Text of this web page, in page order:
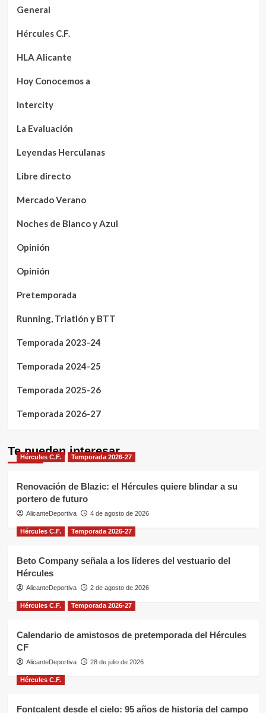
General
Hércules C.F.
HLA Alicante
Hoy Conocemos a
Intercity
La Evaluación
Leyendas Herculanas
Libre directo
Mercado Verano
Noches de Blanco y Azul
Opinión
Opinión
Pretemporada
Running, Triatlón y BTT
Temporada 2023-24
Temporada 2024-25
Temporada 2025-26
Temporada 2026-27
Te pueden interesar
Hércules C.F. Temporada 2026-27
Renovación de Blazic: el Hércules quiere blindar a su
portero de futuro
AlicanteDeportiva 4 de agosto de 2026
Hércules C.F. Temporada 2026-27
Beto Company señala a los líderes del vestuario del
Hércules
AlicanteDeportiva 2 de agosto de 2026
Hércules C.F. Temporada 2026-27
Calendario de amistosos de pretemporada del Hércules
CF
AlicanteDeportiva 28 de julio de 2026
Hércules C.F.
Fontcalent desde el cielo: 95 años de historia del campo